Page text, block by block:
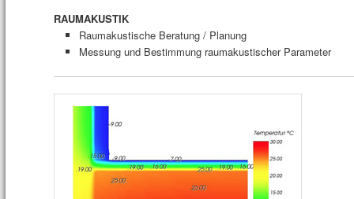
RAUMAKUSTIK
Raumakustische Beratung / Planung
Messung und Bestimmung raumakustischer Parameter